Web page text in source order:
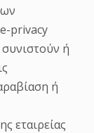
privacy
ή
ή
εταιρείας